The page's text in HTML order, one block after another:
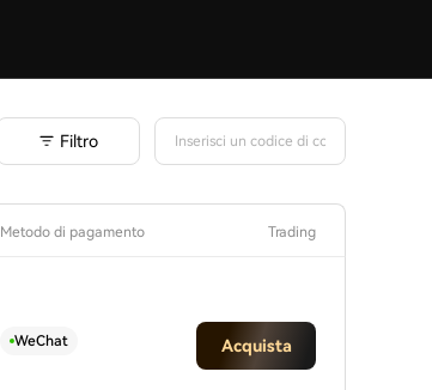
Filtro
Metodo di pagamento Trading
WeChat Acquista